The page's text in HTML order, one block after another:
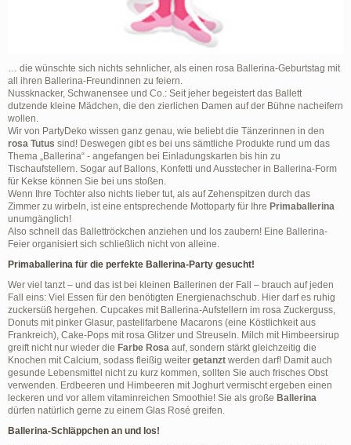
… die wünschte sich nichts sehnlicher, als einen rosa Ballerina-Geburtstag mit
all ihren Ballerina-Freundinnen zu feiern.
Nussknacker, Schwanensee und Co.: Seit jeher begeistert das Ballett
dutzende kleine Mädchen, die den zierlichen Damen auf der Bühne nacheifern
wollen.
Wir von PartyDeko wissen ganz genau, wie beliebt die Tänzerinnen in den
rosa Tutus sind! Deswegen gibt es bei uns sämtliche Produkte rund um das
Thema „Ballerina“ - angefangen bei Einladungskarten bis hin zu
Tischaufstellern. Sogar auf Ballons, Konfetti und Ausstecher in Ballerina-Form
für Kekse können Sie bei uns stoßen.
Wenn Ihre Tochter also nichts lieber tut, als auf Zehenspitzen durch das
Zimmer zu wirbeln, ist eine entsprechende Mottoparty für Ihre Primaballerina
unumgänglich!
Also schnell das Ballettröckchen anziehen und los zaubern! Eine Ballerina-
Feier organisiert sich schließlich nicht von alleine.
Primaballerina für die perfekte Ballerina-Party gesucht!
Wer viel tanzt – und das ist bei kleinen Ballerinen der Fall – brauch auf jeden
Fall eins: Viel Essen für den benötigten Energienachschub. Hier darf es ruhig
zuckersüß hergehen. Cupcakes mit Ballerina-Aufstellern im rosa Zuckerguss,
Donuts mit pinker Glasur, pastellfarbene Macarons (eine Köstlichkeit aus
Frankreich), Cake-Pops mit rosa Glitzer und Streuseln. Milch mit Himbeersirup
greift nicht nur wieder die Farbe Rosa auf, sondern stärkt gleichzeitig die
Knochen mit Calcium, sodass fleißig weiter getanzt werden darf! Damit auch
gesunde Lebensmittel nicht zu kurz kommen, sollten Sie auch frisches Obst
verwenden. Erdbeeren und Himbeeren mit Joghurt vermischt ergeben einen
leckeren und vor allem vitaminreichen Smoothie! Sie als große Ballerina
dürfen natürlich gerne zu einem Glas Rosé greifen.
Ballerina-Schläppchen an und los!